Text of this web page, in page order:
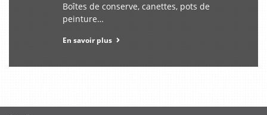
Boîtes de conserve, canettes, pots de
peinture…
En savoir plus